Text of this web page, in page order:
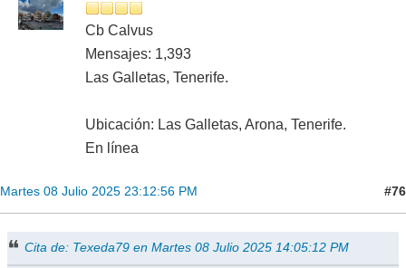
Cb Calvus
Mensajes: 1,393
Las Galletas, Tenerife.
Ubicación: Las Galletas, Arona, Tenerife.
En línea
Martes 08 Julio 2025 23:12:56 PM #76
Cita de: Texeda79 en Martes 08 Julio 2025 14:05:12 PM